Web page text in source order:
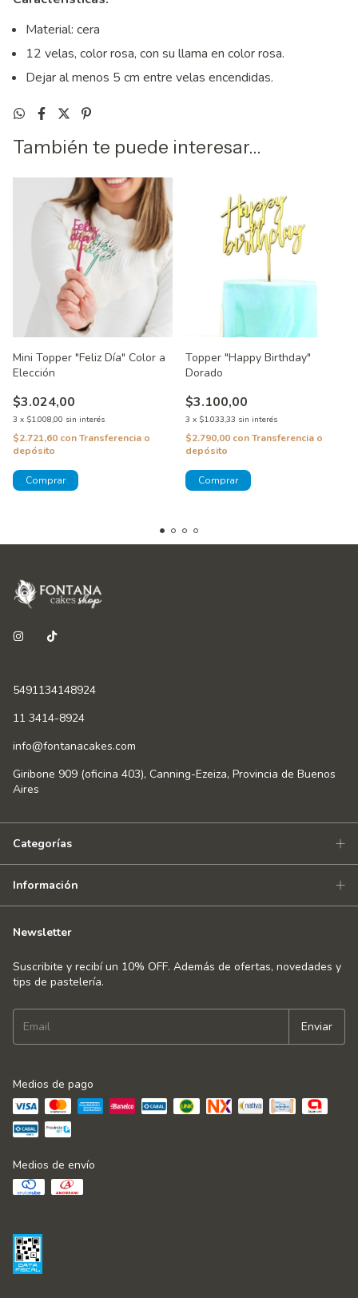
Material: cera
12 velas, color rosa, con su llama en color rosa.
Dejar al menos 5 cm entre velas encendidas.
También te puede interesar...
Mini Topper "Feliz Día" Color a
Elección
$3.024,00
3 x $1.008,00 sin interés
$2.721,60 conTransferencia o
depósito
Topper "Happy Birthday"
Dorado
$3.100,00
3 x $1.033,33 sin interés
$2.790,00 conTransferencia o
depósito
5491134148924
11 3414-8924
info@fontanacakes.com
Giribone 909 (oficina 403), Canning-Ezeiza, Provincia de Buenos
Aires
Categorías
Información
Newsletter
Suscribite y recibí un 10% OFF. Además de ofertas, novedades y
tips de pastelería.
Medios de pago
Medios de envío